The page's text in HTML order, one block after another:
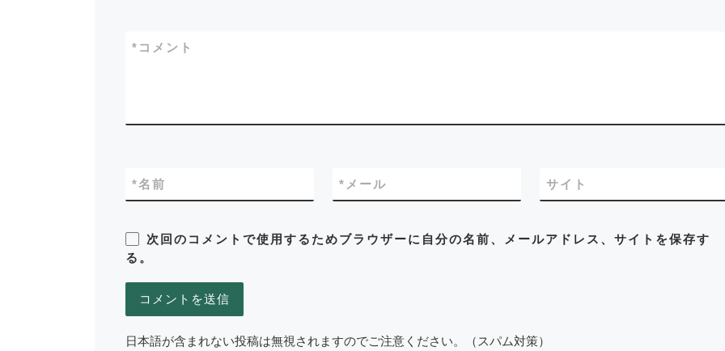
コメント
*
名前
* メール
* サイト
次回のコメントで使用するためブラウザーに自分の名前、メールアドレス、サイトを保存す
る。
日本語が含まれない投稿は無視されますのでご注意ください。（スパム対策）